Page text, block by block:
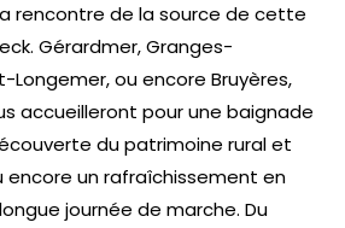
rencontre de la source de cette
Gérardmer, Granges-
Longemer, ou encore Bruyères,
accueilleront pour une baignade
du patrimoine rural et
encore un rafraîchissement en
journée de marche. Du